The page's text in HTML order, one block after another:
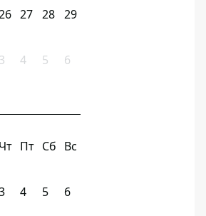
27 28 29
3 4 5 6
Чт Пт Сб Вс
4 5 6